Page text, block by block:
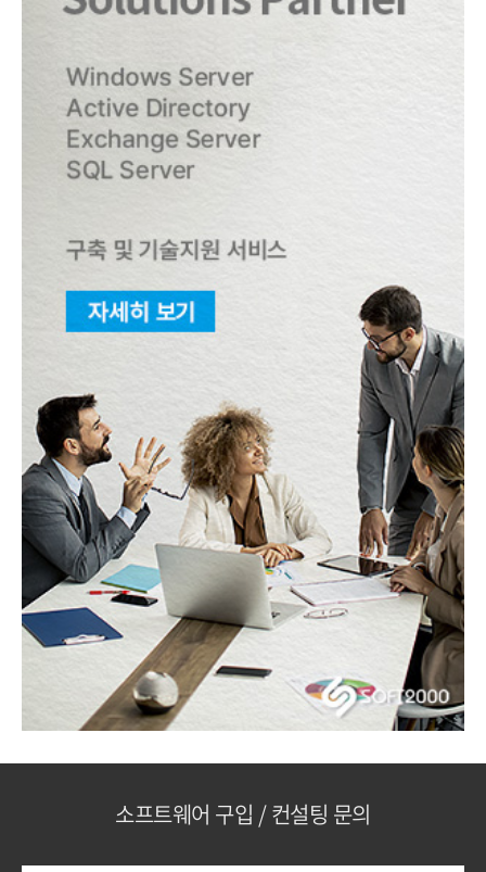
소프트웨어 구입 / 컨설팅 문의